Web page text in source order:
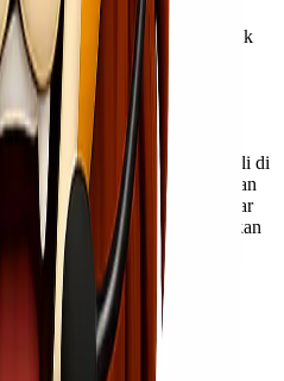
mendapatkan lebih dari
Anda mendapatkan mitra logistik
penuh terhadap kepuasan
jasa pindahan, kirim paket
Surabaya dan Jakarta, kami
Jakarta Anda kepada ahli di
sekarang untuk mendapatkan
ekspedisi yang lancar
membantu Anda merencanakan
dengan presisi dan
Express majukan bisnis
Sampai Lebih Cepat!